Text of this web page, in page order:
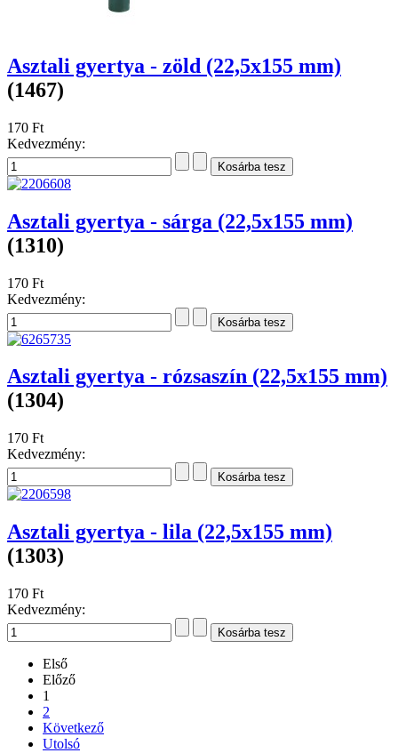
Asztali gyertya - zöld (22,5x155 mm)
(1467)
170 Ft
Kedvezmény:
Asztali gyertya - sárga (22,5x155 mm)
(1310)
170 Ft
Kedvezmény:
Asztali gyertya - rózsaszín (22,5x155 mm)
(1304)
170 Ft
Kedvezmény:
Asztali gyertya - lila (22,5x155 mm)
(1303)
170 Ft
Kedvezmény:
Első
Előző
1
2
Következő
Utolsó